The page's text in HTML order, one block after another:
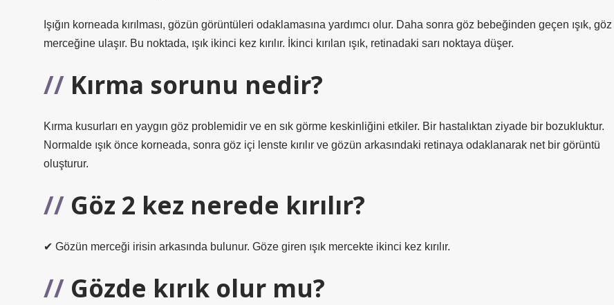
Işığın korneada kırılması, gözün görüntüleri odaklamasına yardımcı olur. Daha sonra göz bebeğinden geçen ışık, göz
merceğine ulaşır. Bu noktada, ışık ikinci kez kırılır. İkinci kırılan ışık, retinadaki sarı noktaya düşer.
Kırma sorunu nedir?
Kırma kusurları en yaygın göz problemidir ve en sık görme keskinliğini etkiler. Bir hastalıktan ziyade bir bozukluktur.
Normalde ışık önce korneada, sonra göz içi lenste kırılır ve gözün arkasındaki retinaya odaklanarak net bir görüntü
oluşturur.
Göz 2 kez nerede kırılır?
✔ Gözün merceği irisin arkasında bulunur. Göze giren ışık mercekte ikinci kez kırılır.
Gözde kırık olur mu?